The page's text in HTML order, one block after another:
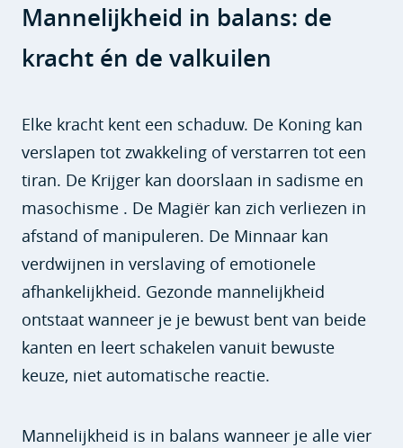
Mannelijkheid in balans: de
kracht én de valkuilen
Elke kracht kent een schaduw. De Koning kan
verslapen tot zwakkeling of verstarren tot een
tiran. De Krijger kan doorslaan in sadisme en
masochisme . De Magiër kan zich verliezen in
afstand of manipuleren. De Minnaar kan
verdwijnen in verslaving of emotionele
afhankelijkheid. Gezonde mannelijkheid
ontstaat wanneer je je bewust bent van beide
kanten en leert schakelen vanuit bewuste
keuze, niet automatische reactie.
Mannelijkheid is in balans wanneer je alle vier